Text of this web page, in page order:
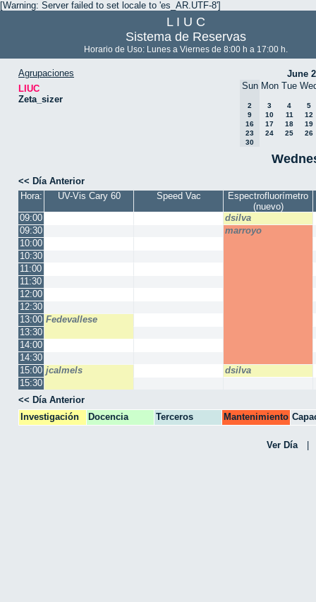
[Warning: Server failed to set locale to 'es_AR.UTF-8']
L I U C
Sistema de Reservas
Horario de Uso: Lunes a Viernes de 8:00 h a 17:00 h.
Agrupaciones
LIUC
Zeta_sizer
June
Sun Mon Tue
2 3 4
5
9
10 11
12
16
17 18
19
23
24 25
26
30
<< Día Anterior
Hora:
UV-Vis Cary 60 Speed Vac
Espectrofluorímetro
(nuevo)
09:00
dsilva
09:30
marroyo
10:00
10:30
11:00
11:30
12:00
12:30
13:00 Fedevallese
13:30
14:00
14:30
15:00 jcalmels
dsilva
15:30
<< Día Anterior
Investigación
Docencia Terceros Mantenimiento
CPA
Ver Día
|